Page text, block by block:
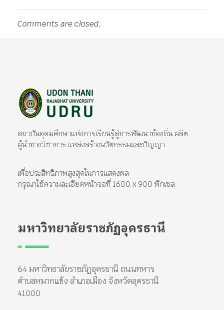
Comments are closed.
สถาบันอุดมศึกษาแห่งการเรียนรู้สู่การพัฒนาท้องถิ่น ผลิต
ผู้นำทางวิชาการ แหล่งสร้างนวัตกรรมและปัญญา
เพื่อประสิทธิภาพสูงสุดในการแสดงผล
กรุณาใช้ความละเอียดหน้าจอที่ 1600 x 900 พิกเซล
มหาวิทยาลัยราชภัฏอุดรธานี
64 มหาวิทยาลัยราชภัฏอุดรธานี ถนนทหาร
ตำบลหมากแข้ง อำเภอเมือง จังหวัดอุดรธานี
41000